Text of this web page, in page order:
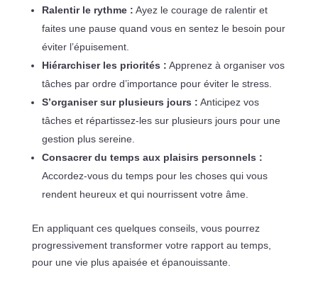
Ralentir le rythme : Ayez le courage de ralentir et
faites une pause quand vous en sentez le besoin pour
éviter l’épuisement.
Hiérarchiser les priorités : Apprenez à organiser vos
tâches par ordre d’importance pour éviter le stress.
S’organiser sur plusieurs jours : Anticipez vos
tâches et répartissez-les sur plusieurs jours pour une
gestion plus sereine.
Consacrer du temps aux plaisirs personnels :
Accordez-vous du temps pour les choses qui vous
rendent heureux et qui nourrissent votre âme.
En appliquant ces quelques conseils, vous pourrez
progressivement transformer votre rapport au temps,
pour une vie plus apaisée et épanouissante.